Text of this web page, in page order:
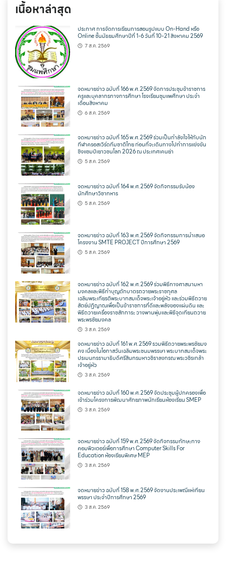
เนื้อหาล่าสุด
ประกาศ การจัดการเรียนการสอนรูปแบบ On-Hand หรือ
Online ชั้นมัธยมศึกษาปีที่ 1-6 วันที่ 10-21 สิงหาคม 2569
7 ส.ค. 2569
จดหมายข่าว ฉบับที่ 166 พ.ศ.2569 จัดการประชุมข้าราชการ
ครูและบุคลากรทางการศึกษา โรงเรียนชุมแพศึกษา ประจำ
เดือนสิงหาคม
6 ส.ค. 2569
จดหมายข่าว ฉบับที่ 165 พ.ศ.2569 ร่วมเป็นกำลังใจให้กับนัก
กีฬาครอสเวิร์ดทีมชาติไทย ก่อนที่จะเดินทางไปทำการแข่งขัน
ชิงแชมป์เยาวชนโลก 2026 ณ ประเทศเคนย่า
5 ส.ค. 2569
จดหมายข่าว ฉบับที่ 164 พ.ศ.2569 จัดกิจกรรมรับน้อง
นักศึกษาวิชาทหาร
5 ส.ค. 2569
จดหมายข่าว ฉบับที่ 163 พ.ศ.2569 จัดกิจกรรมการนำเสนอ
โครงงาน SMTE PROJECT ปีการศึกษา 2569
5 ส.ค. 2569
จดหมายข่าว ฉบับที่ 162 พ.ศ.2569 ร่วมพิธีทางศาสนามหา
มงคลและพิธีทำบุญตักบาตรถวายพระราชกุศล
เฉลิมพระเกียรติพระบาทสมเด็จพระเจ้าอยู่หัว และร่วมพิธีถวาย
สัตย์ปฏิญาณเพื่อเป็นข้าราชการที่ดีและพลังของแผ่นดิน และ
พิธีถวายเครื่องราชสักการะ วางพานพุ่มและพิธีจุดเทียนถวาย
พระพรชัยมงคล
3 ส.ค. 2569
จดหมายข่าว ฉบับที่ 161 พ.ศ.2569 รวมพิธีถวายพระพรชัยมง
คง เนื่องในโอกาสวันเฉลิมพระชนมพรรษา พระบาทสมเด็จพระ
ปรเมนทรรามาธิบดีศรีสินทรมหาวชิราลงกรณ พระวชิรเกล้า
เจ้าอยู่หัว
3 ส.ค. 2569
จดหมายข่าว ฉบับที่ 160 พ.ศ.2569 จัดประชุมผู้ปกครองเพื่อ
เข้าร่วมโครงการพัฒนาศักยภาพนักเรียนห้องเรียน SMEP
3 ส.ค. 2569
จดหมายข่าว ฉบับที่ 159 พ.ศ.2569 จัดกิจกรรมทักษะทาง
คอมพิวเตอร์เพื่อการศึกษา Computer Skills For
Education ห้องเรียนพิเศษ MEP
3 ส.ค. 2569
จดหมายข่าว ฉบับที่ 158 พ.ศ.2569 จัดงานประเพณีแห่เทียน
พรรษา ประจำปีการศึกษา 2569
3 ส.ค. 2569